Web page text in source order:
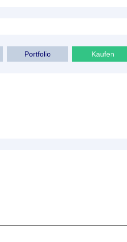
Kaufen
Portfolio